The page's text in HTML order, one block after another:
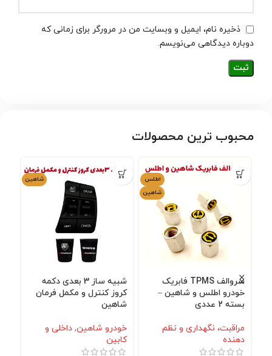
ذخیره نام، ایمیل و وبسایت من در مرورگر برای زمانی که
دوباره دیدگاهی می‌نویسم.
محبوب ترین محصولات
اطلس
شاهین
سروالف TPMS فابریک
خودرو اطلس و شاهین –
بسته 2 عددی
مراقبت، نگهداری و نظم
دهنده
شاهین
شبیه ساز 3 بعدی دکمه
کروز کنترل و مکمل فرمان
شاهین
خودرو شاهین, داخلی و
کابین